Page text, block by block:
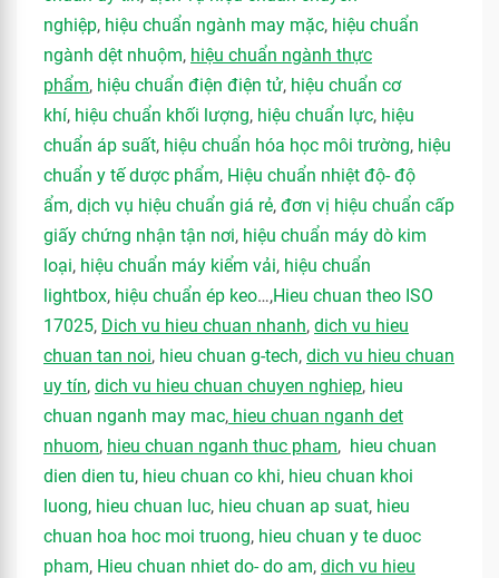
nghiệp, hiệu chuẩn ngành may mặc, hiệu chuẩn
ngành dệt nhuộm, hiệu chuẩn ngành thực
phẩm, hiệu chuẩn điện điện tử, hiệu chuẩn cơ
khí, hiệu chuẩn khối lượng, hiệu chuẩn lực, hiệu
chuẩn áp suất, hiệu chuẩn hóa học môi trường, hiệu
chuẩn y tế dược phẩm, Hiệu chuẩn nhiệt độ- độ
ẩm, dịch vụ hiệu chuẩn giá rẻ, đơn vị hiệu chuẩn cấp
giấy chứng nhận tận nơi, hiệu chuẩn máy dò kim
loại, hiệu chuẩn máy kiểm vải, hiệu chuẩn
lightbox, hiệu chuẩn ép keo…,Hieu chuan theo ISO
17025, Dich vu hieu chuan nhanh, dich vu hieu
chuan tan noi, hieu chuan g-tech, dich vu hieu chuan
uy tín, dich vu hieu chuan chuyen nghiep, hieu
chuan nganh may mac, hieu chuan nganh det
nhuom, hieu chuan nganh thuc pham, hieu chuan
dien dien tu, hieu chuan co khi, hieu chuan khoi
luong, hieu chuan luc, hieu chuan ap suat, hieu
chuan hoa hoc moi truong, hieu chuan y te duoc
pham, Hieu chuan nhiet do- do am, dich vu hieu